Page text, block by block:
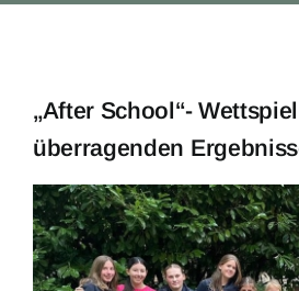
„After School“-
überragenden
View
Larger
Image